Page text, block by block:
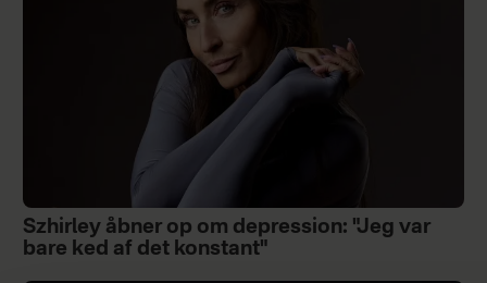
Szhirley åbner op om depression: "Jeg var
bare ked af det konstant"